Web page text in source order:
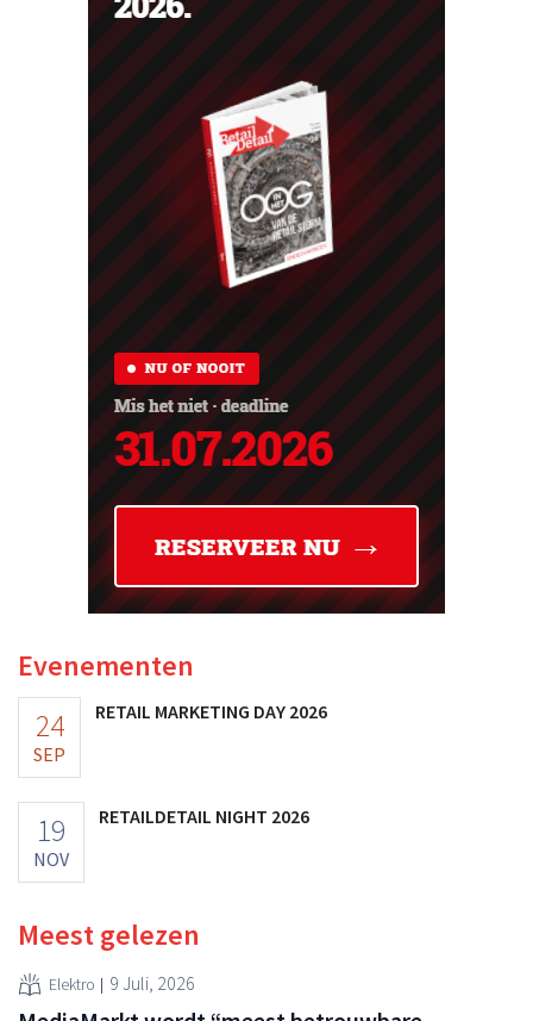
Evenementen
24
SEP
RETAIL MARKETING DAY 2026
19
NOV
RETAILDETAIL NIGHT 2026
Meest gelezen
Elektro 9 Juli, 2026